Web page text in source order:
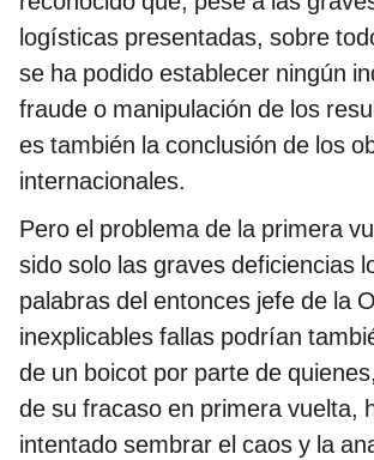
logísticas presentadas, sobre
se ha podido establecer ningún
fraude o manipulación de los
es también la conclusión de los
internacionales.
Pero el problema de la primera
sido solo las graves deficiencias
palabras del entonces jefe de la
inexplicables fallas podrían
de un boicot por parte de
de su fracaso en primera vuelta,
intentado sembrar el caos y la